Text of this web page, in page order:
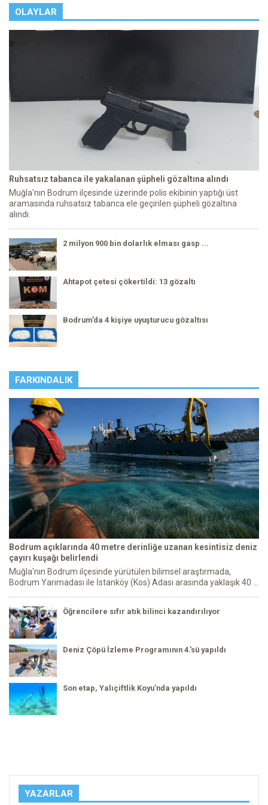
OLAYLAR
Ruhsatsız tabanca ile yakalanan şüpheli gözaltına alındı
Muğla'nın Bodrum ilçesinde üzerinde polis ekibinin yaptığı üst
aramasında ruhsatsız tabanca ele geçirilen şüpheli gözaltına
alındı.
2 milyon 900 bin dolarlık elması gasp ...
Ahtapot çetesi çökertildi: 13 gözaltı
Bodrum’da 4 kişiye uyuşturucu gözaltısı
FARKINDALIK
Bodrum açıklarında 40 metre derinliğe uzanan kesintisiz deniz
çayırı kuşağı belirlendi
Muğla'nın Bodrum ilçesinde yürütülen bilimsel araştırmada,
Bodrum Yarımadası ile İstanköy (Kos) Adası arasında yaklaşık 40 ...
Öğrencilere sıfır atık bilinci kazandırılıyor
Deniz Çöpü İzleme Programının 4.’sü yapıldı
Son etap, Yalıçiftlik Koyu'nda yapıldı
YAZARLAR